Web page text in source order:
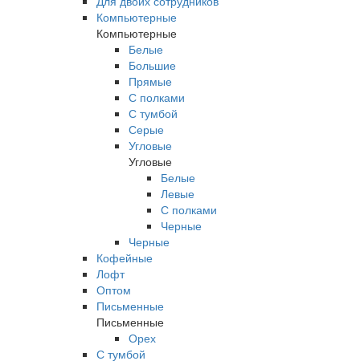
Компьютерные
Компьютерные
Белые
Большие
Прямые
С полками
С тумбой
Серые
Угловые
Угловые
Белые
Левые
С полками
Черные
Черные
Кофейные
Лофт
Оптом
Письменные
Письменные
Орех
С тумбой